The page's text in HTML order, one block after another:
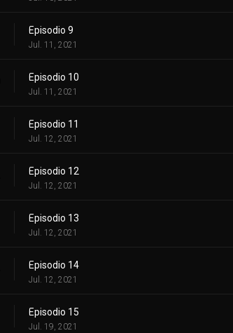
Episodio 9
Jul. 11, 2021
Episodio 10
Jul. 11, 2021
Episodio 11
Jul. 12, 2021
Episodio 12
Jul. 12, 2021
Episodio 13
Jul. 12, 2021
Episodio 14
Jul. 12, 2021
Episodio 15
Jul. 19, 2021